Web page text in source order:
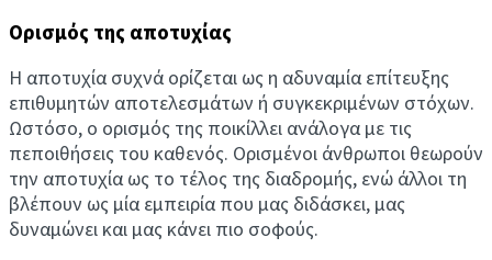
Ορισμός της αποτυχίας
Η αποτυχία συχνά ορίζεται ως η αδυναμία επίτευξης
επιθυμητών αποτελεσμάτων ή συγκεκριμένων στόχων.
Ωστόσο, ο ορισμός της ποικίλλει ανάλογα με τις
πεποιθήσεις του καθενός. Ορισμένοι άνθρωποι θεωρούν
την αποτυχία ως το τέλος της διαδρομής, ενώ άλλοι τη
βλέπουν ως μία εμπειρία που μας διδάσκει, μας
δυναμώνει και μας κάνει πιο σοφούς.